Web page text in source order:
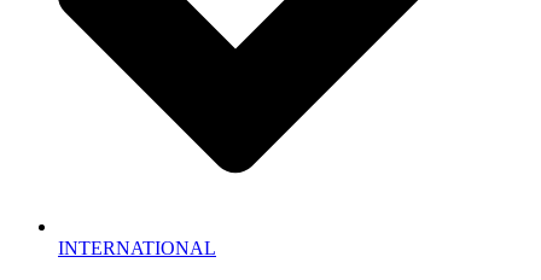
INTERNATIONAL